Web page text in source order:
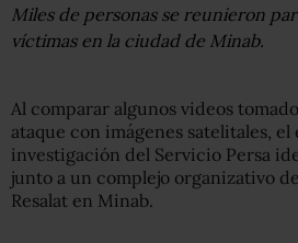
Miles de personas se reunieron
víctimas en la ciudad de Minab.
Al comparar algunos videos
ataque con imágenes satelitales, el
investigación del Servicio Persa
junto a un complejo organizativo
Resalat en Minab.